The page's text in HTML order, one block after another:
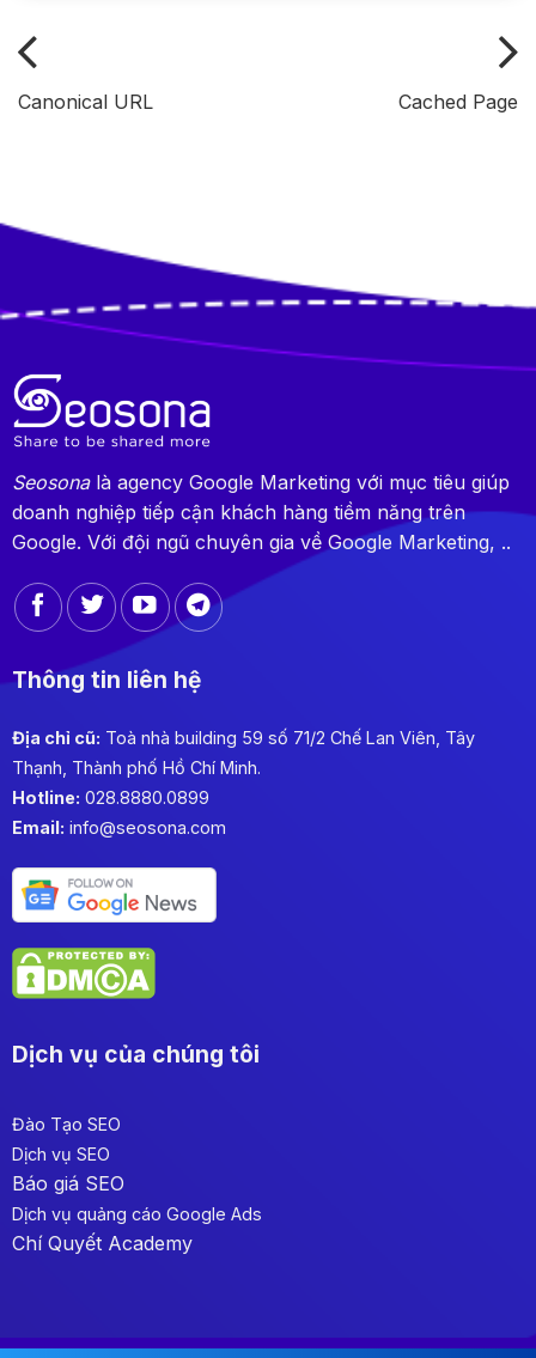
Canonical URL Cached Page
Seosonalà agency Google Marketing với mục tiêu giúp
doanh nghiệp tiếp cận khách hàng tiềm năng trên
Google. Với đội ngũ chuyên gia về Google Marketing, ..
Thông tin liên hệ
Địa chỉ cũ: Toà nhà building 59 số 71/2 Chế Lan Viên, Tây
Thạnh, Thành phố Hồ Chí Minh.
Hotline: 028.8880.0899
Email: info@seosona.com
Dịch vụ của chúng tôi
Đào Tạo SEO
Dịch vụ SEO
Báo giá SEO
Dịch vụ quảng cáo Google Ads
Chí Quyết Academy